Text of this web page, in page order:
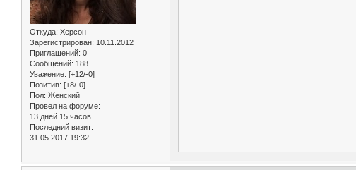
Откуда: Херсон
Зарегистрирован: 10.11.2012
Приглашений: 0
Сообщений: 188
Уважение: [+12/-0]
Позитив: [+8/-0]
Пол: Женский
Провел на форуме:
13 дней 15 часов
Последний визит:
31.05.2017 19:32